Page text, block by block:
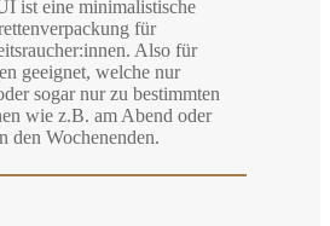
ist eine minimalistische
für
Also für
geeignet, welche nur
sogar nur zu bestimmten
wie z.B. am Abend oder
den Wochenenden.